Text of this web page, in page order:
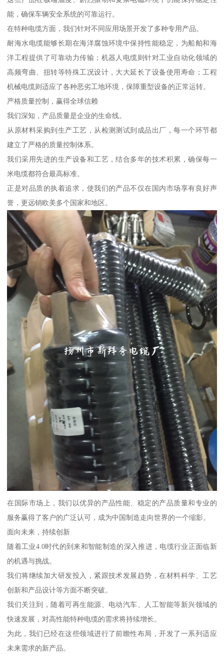
能，确保车辆安全系统的可靠运行。
在特种电缆方面，我们针对不同应用场景开发了多种专用产品。
耐海水电缆能够长期在海洋腐蚀环境中保持性能稳定，为船舶和海
洋工程提供了可靠动力传输；机器人电缆则针对工业自动化领域的
高频弯曲、扭转等特殊工况设计，大大延长了设备使用寿命；工程
机械电缆则适应了各种恶劣工地环境，保障重型设备的正常运转。
严格质量控制，赢得全球信赖
我们深知，产品质量是企业的生命线。
从原材料采购到生产工艺，从检测测试到成品出厂，每一个环节都
建立了严格的质量控制体系。
我们采用先进的生产设备和工艺，结合多年的技术积累，确保每一
米电缆都符合最高标准。
正是对品质的执着追求，使我们的产品不仅在国内市场享有良好声
誉，更远销欧美多个国家和地区。
在国际市场上，我们以优异的产品性能、稳定的产品质量和专业的
服务赢得了客户的广泛认可，成为中国制造走向世界的一个缩影。
面向未来，持续创新
随着工业4.0时代的到来和智能制造的深入推进，电缆行业正面临新
的机遇与挑战。
我们将继续加大研发投入，紧跟技术发展趋势，在材料科学、工艺
创新和产品设计等方面不断突破。
我们关注到，随着可再生能源、电动汽车、人工智能等新兴领域的
快速发展，对高性能特种电缆的需求将持续增长。
为此，我们已经在这些领域进行了前瞻性布局，开发了一系列适应
未来需求的新产品。